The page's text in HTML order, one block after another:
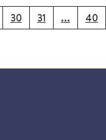
30 31 ... 40